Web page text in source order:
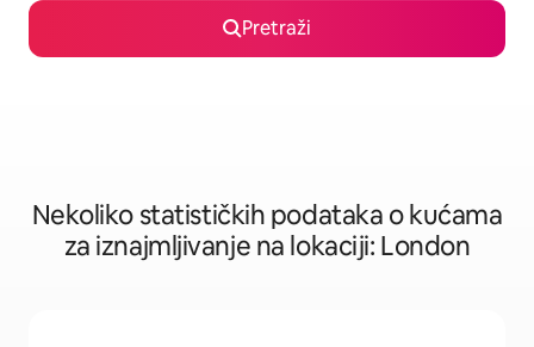
Pretraži
Nekoliko statističkih podataka o kućama
za iznajmljivanje na lokaciji: London